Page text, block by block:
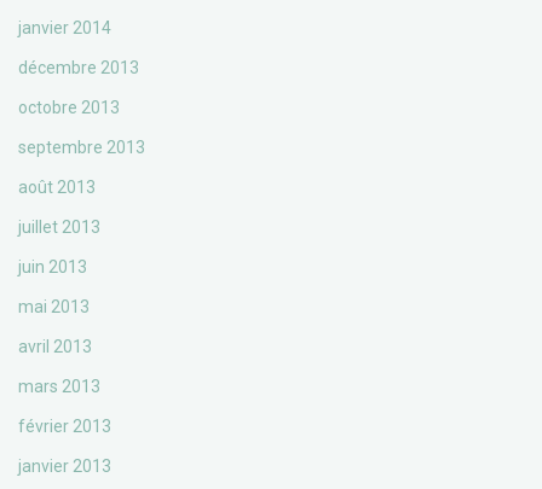
janvier 2014
décembre 2013
octobre 2013
septembre 2013
août 2013
juillet 2013
juin 2013
mai 2013
avril 2013
mars 2013
février 2013
janvier 2013